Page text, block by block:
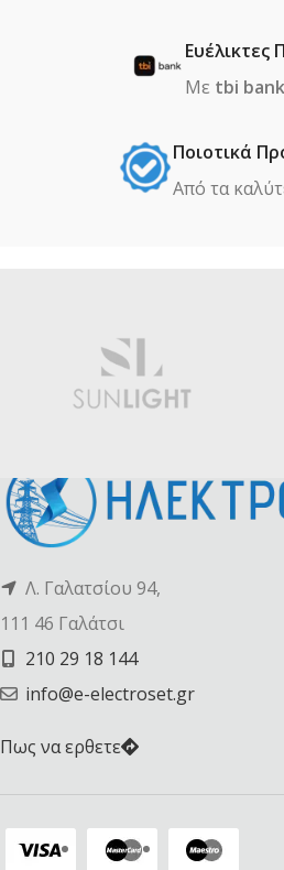
Ευέλικτες
Με tbi bank
Ποιοτικά
Από τα
Λ. Γαλατσίου 94,
111 46 Γαλάτσι
210 29 18 144
info@e-electroset.gr
Πως να ερθετε